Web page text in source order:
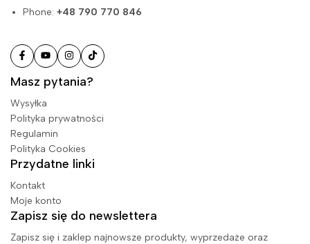
Phone:+48 790 770 846
Masz pytania?
Wysyłka
Polityka prywatności
Regulamin
Polityka Cookies
Przydatne linki
Kontakt
Moje konto
Zapisz się do newslettera
Zapisz się i zaklep najnowsze produkty, wyprzedaże oraz